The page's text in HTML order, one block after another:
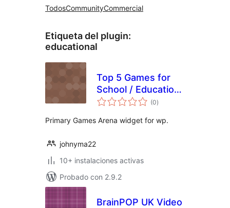
TodosCommunityCommercial
Etiqueta del plugin:
educational
Top 5 Games for
School / Education
from Primary(0total
de
)
Primary Games Arena widget for wp.
johnyma22
10+ instalaciones activas
Probado con 2.9.2
BrainPOP UK Video